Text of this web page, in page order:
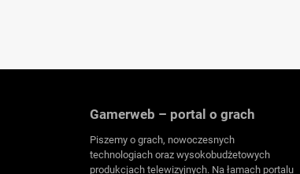
Gamerweb – portal o grach
Piszemy o grach, nowoczesnych
technologiach oraz wysokobudżetowych
produkcjach telewizyjnych. Na łamach portalu